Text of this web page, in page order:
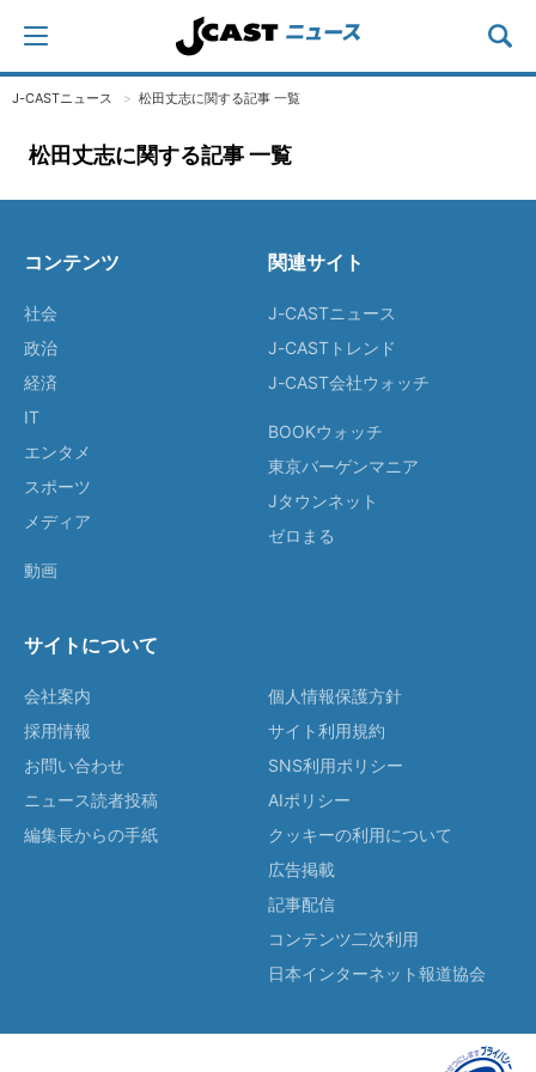
J-CASTニュース 松田丈志に関する記事 一覧
松田丈志に関する記事 一覧
コンテンツ
社会
政治
経済
IT
エンタメ
スポーツ
メディア
動画
関連サイト
J-CASTニュース
J-CASTトレンド
J-CAST会社ウォッチ
BOOKウォッチ
東京バーゲンマニア
Jタウンネット
ゼロまる
サイトについて
会社案内
採用情報
お問い合わせ
ニュース読者投稿
編集長からの手紙
個人情報保護方針
サイト利用規約
SNS利用ポリシー
AIポリシー
クッキーの利用について
広告掲載
記事配信
コンテンツ二次利用
日本インターネット報道協会